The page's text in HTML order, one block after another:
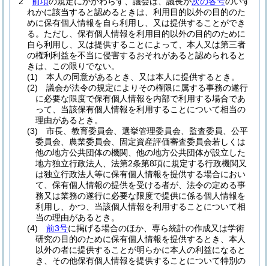
れかに該当すると認めるときは、利用目的以外の目的のた
めに保有個人情報を自ら利用し、又は提供することができ
る。 ただし、保有個人情報を利用目的以外の目的のために
自ら利用し、又は提供することによって、本人又は第三者
の権利利益を不当に侵害するおそれがあると認められると
きは、この限りでない。
(1)
本人の同意があるとき、又は本人に提供するとき。
(2)
議会が法令の規定によりその権限に属する事務の遂行
に必要な限度で保有個人情報を内部で利用する場合であ
って、当該保有個人情報を利用することについて相当の
理由があるとき。
(3)
市長、教育委員会、選挙管理委員会、監査委員、公平
委員会、農業委員会、固定資産評価審査委員会若しくは
他の地方公共団体の機関、他の地方公共団体が設立した
地方独立行政法人、法第2条第8項に規定する行政機関又
は独立行政法人等に保有個人情報を提供する場合におい
て、保有個人情報の提供を受ける者が、法令の定める事
務又は業務の遂行に必要な限度で提供に係る個人情報を
利用し、かつ、当該個人情報を利用することについて相
当の理由があるとき。
(4)
前3号に掲げる場合のほか、専ら統計の作成又は学術
研究の目的のために保有個人情報を提供するとき、本人
以外の者に提供することが明らかに本人の利益になると
き、その他保有個人情報を提供することについて特別の